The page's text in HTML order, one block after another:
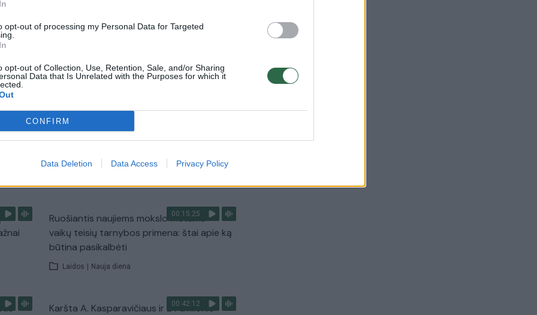
opt-out of processing my Personal Data for Targeted
opt-out of Collection, Use, Retention, Sale, and/or Sharing
Data that Is Unrelated with the Purposes for which it
CONFIRM
Data Deletion Data Access Privacy Policy
Laidos | Kelionės tikslas
00:02:40
Nors teigė, kad šaudmenų pakankamai –
Žinios
00:15:25
Ruošiantis naujiems mokslo metams –
vaikų teisių tarnybos primena: štai apie ką
būtina pasikalbėti
Laidos | Nauja diena
00:42:12
Karšta A. Kasparavičiaus ir Ž Pavilionio